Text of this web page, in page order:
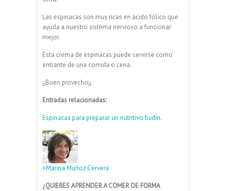
Las espinacas son muy ricas en ácido fólico que
ayuda a nuestro sistema nervioso a funcionar
mejor.
Esta crema de espinacas puede servirse como
entrante de una comida o cena.
¡¡Buen provecho¡¡
Entradas relacionadas:
Espinacas para preparar un nutritivo budín.
+Marina Muñoz Cervera
¿QUIERES APRENDER A COMER DE FORMA